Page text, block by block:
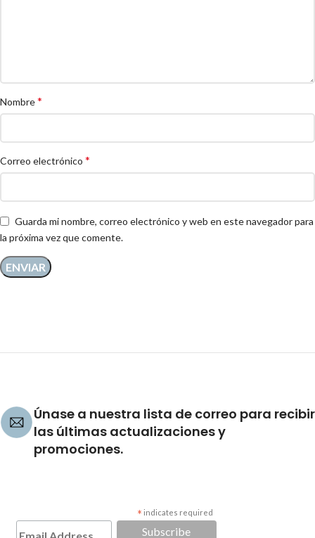
Nombre*
Correo electrónico *
Guarda mi nombre, correo electrónico y web en este navegador para
la próxima vez que comente.
Únase a nuestra lista de correo para recibir
las últimas actualizaciones y
promociones.
* indicates required